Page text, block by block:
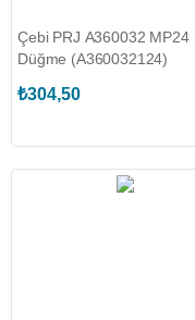
Çebi PRJ A360032 MP24
Düğme (A360032124)
₺304,50